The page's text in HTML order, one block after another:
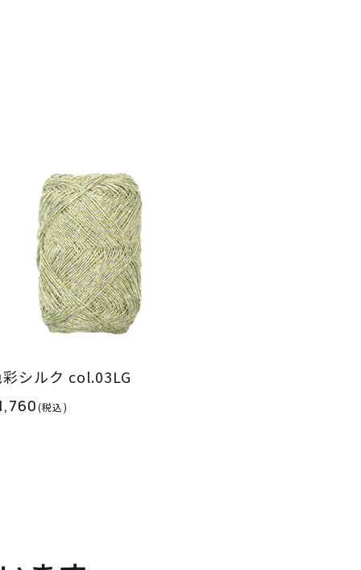
シルク col.03LG
(税込)